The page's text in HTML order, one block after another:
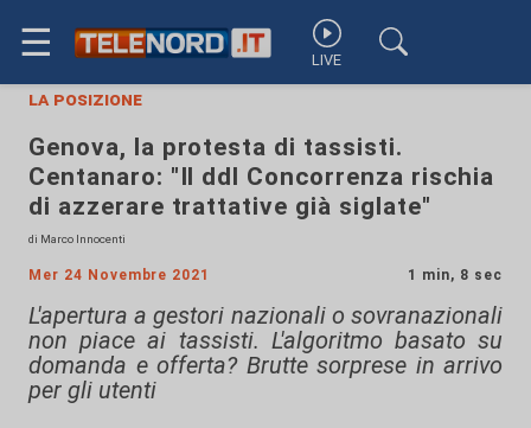
☰ LIVE
la posizione
Genova, la protesta di tassisti.
Centanaro: "Il ddl Concorrenza rischia
di azzerare trattative già siglate"
di Marco Innocenti
Mer 24 Novembre 2021 1 min, 8 sec
L'apertura a gestori nazionali o sovranazionali
non piace ai tassisti. L'algoritmo basato su
domanda e offerta? Brutte sorprese in arrivo
per gli utenti